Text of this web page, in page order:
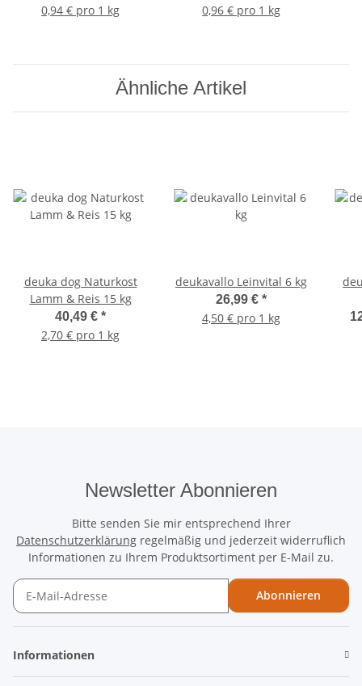
0,94 € pro 1 kg 0,96 € pro 1 kg
Ähnliche Artikel
deuka dog Naturkost
Lamm & Reis 15 kg
40,49 € *
2,70 € pro 1 kg
deukavallo Leinvital 6 kg
26,99 € *
4,50 € pro 1 kg
Newsletter Abonnieren
Bitte senden Sie mir entsprechend Ihrer
Datenschutzerklärung regelmäßig und jederzeit widerruflich
Informationen zu Ihrem Produktsortiment per E-Mail zu.
Abonnieren
Informationen